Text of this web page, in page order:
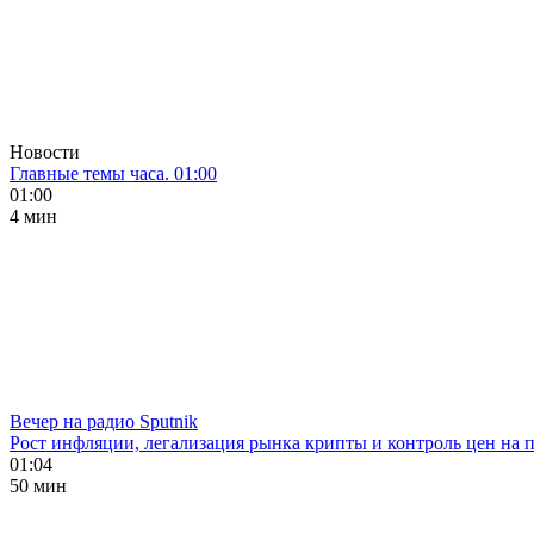
Новости
Главные темы часа. 01:00
01:00
4 мин
Вечер на радио Sputnik
Рост инфляции, легализация рынка крипты и контроль цен на
01:04
50 мин